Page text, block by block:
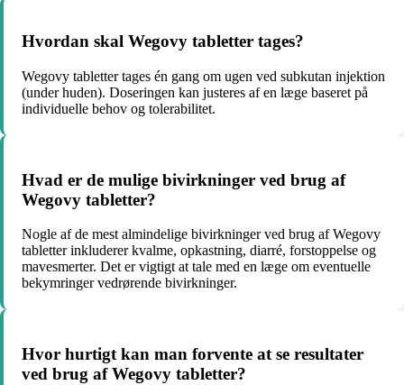
Hvordan skal Wegovy tabletter tages?
Wegovy tabletter tages én gang om ugen ved subkutan injektion
(under huden). Doseringen kan justeres af en læge baseret på
individuelle behov og tolerabilitet.
Hvad er de mulige bivirkninger ved brug af
Wegovy tabletter?
Nogle af de mest almindelige bivirkninger ved brug af Wegovy
tabletter inkluderer kvalme, opkastning, diarré, forstoppelse og
mavesmerter. Det er vigtigt at tale med en læge om eventuelle
bekymringer vedrørende bivirkninger.
Hvor hurtigt kan man forvente at se resultater
ved brug af Wegovy tabletter?